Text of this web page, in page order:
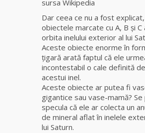
sursa Wikipedia
Dar ceea ce nu a fost
obiectele marcate cu A, B şi C
orbita inelului exterior al lui
Aceste obiecte enorme în
ţigară arată faptul că ele
incontestabil o cale definită
acestui inel.
Aceste obiecte ar putea fi
gigantice sau vase-mamă?
specula că ele ar colecta un
de mineral aflat în inelele
lui Saturn.